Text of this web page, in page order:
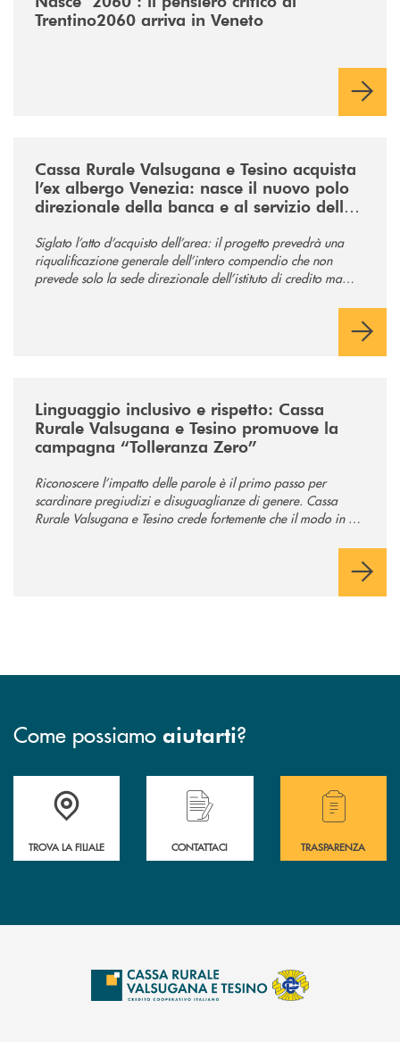
Trentino2060 arriva in Veneto
Cassa Rurale Valsugana e Tesino acquista
l’ex albergo Venezia: nasce il nuovo polo
direzionale della banca e al servizio della
Siglato l’atto d’acquisto dell’area: il progetto prevedrà una
riqualificazione generale dell’intero compendio che non
prevede solo la sede direzionale dell’istituto di credito ma
Linguaggio inclusivo e rispetto: Cassa
Rurale Valsugana e Tesino promuove la
campagna “Tolleranza Zero”
Riconoscere l’impatto delle parole è il primo passo per
scardinare pregiudizi e disuguaglianze di genere. Cassa
Rurale Valsugana e Tesino crede fortemente che il modo in cui
Come possiamo aiutarti?
Accedi all' elenco completo delle filiali .
TROVA LA FILIALE
Hai bisogno di assistenza immediata?
CONTATTACI
Hai bisogno di
TRASPARENZA